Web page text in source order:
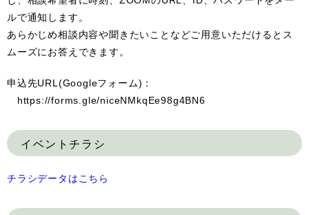
ルで通知します。
あらかじめ相談内容や聞きたいことなどご用意いただけるとス
ムーズにお答えできます。
申込先URL(Googleフォーム)：
https://forms.gle/niceNMkqEe98g4BN6
イベントチラシ
チラシデータはこちら